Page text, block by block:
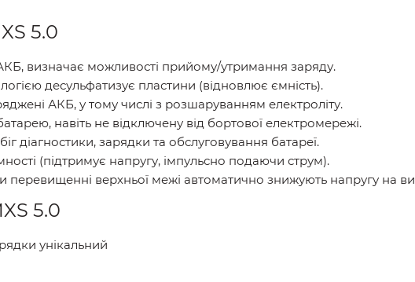
5.0
визначає можливості прийому/утримання заряду.
десульфатизує пластини (відновлює ємність).
АКБ, у тому числі з розшаруванням електроліту.
навіть не відключену від бортової електромережі.
діагностики, зарядки та обслуговування батареї.
(підтримує напругу, імпульсно подаючи струм).
перевищенні верхньої межі автоматично знижують напругу на
5.0
унікальний